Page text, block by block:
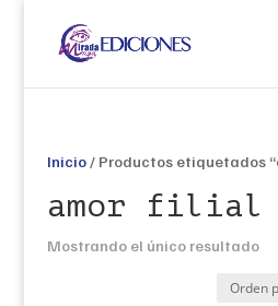
Inicio/ Productos etiquetados
amor filial
Mostrando el único resultado